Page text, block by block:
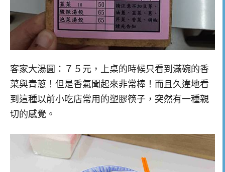
客家大湯圓：７５元，上桌的時候只看到滿碗的香
菜與青蔥！但是香氣聞起來非常棒！而且久違地看
到這種以前小吃店常用的塑膠筷子，突然有一種親
切的感覺。